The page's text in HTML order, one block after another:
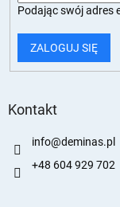
Podając swój adres
ZALOGUJ SIĘ
Kontakt
info@deminas.pl
+48 604 929 702